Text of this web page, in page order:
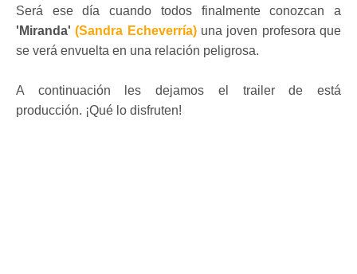
Será ese día cuando todos finalmente conozcan a
'Miranda' (Sandra Echeverría)una joven profesora que
se verá envuelta en una relación peligrosa.
A continuación les dejamos el trailer de está
producción. ¡Qué lo disfruten!